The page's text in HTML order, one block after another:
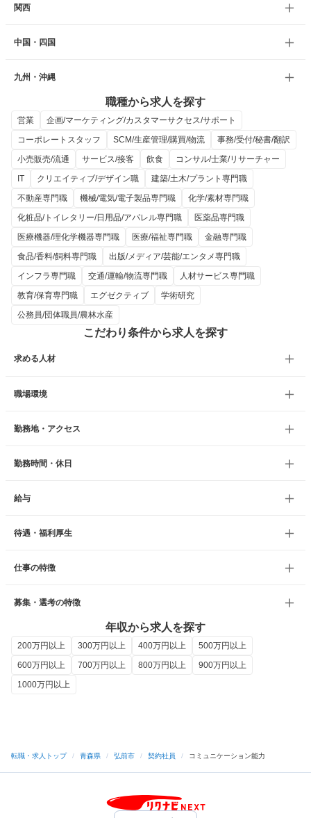
関西
中国・四国
九州・沖縄
職種から求人を探す
営業
企画/マーケティング/カスタマーサクセス/サポート
コーポレートスタッフ
SCM/生産管理/購買/物流
事務/受付/秘書/翻訳
小売販売/流通
サービス/接客 飲食
コンサル/士業/リサーチャー
IT
クリエイティブ/デザイン職
建築/土木/プラント専門職
不動産専門職
機械/電気/電子製品専門職
化学/素材専門職
化粧品/トイレタリー/日用品/アパレル専門職
医薬品専門職
医療機器/理化学機器専門職
医療/福祉専門職
金融専門職
食品/香料/飼料専門職
出版/メディア/芸能/エンタメ専門職
インフラ専門職
交通/運輸/物流専門職
人材サービス専門職
教育/保育専門職
エグゼクティブ
学術研究
公務員/団体職員/農林水産
こだわり条件から求人を探す
求める人材
職場環境
勤務地・アクセス
勤務時間・休日
給与
待遇・福利厚生
仕事の特徴
募集・選考の特徴
年収から求人を探す
200万円以上 300万円以上 400万円以上
500万円以上
600万円以上
700万円以上 800万円以上
900万円以上
1000万円以上
転職・求人トップ / 青森県 / 弘前市 / 契約社員 / コミュニケーション能力